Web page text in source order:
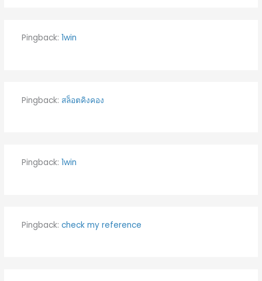
Pingback: 1win
Pingback: สล็อตคิงคอง
Pingback: 1win
Pingback: check my reference